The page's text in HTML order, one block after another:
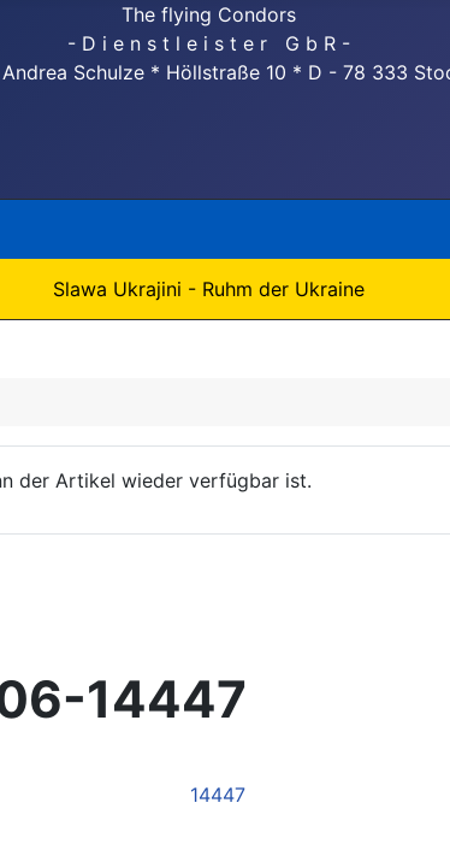
The flying Condors
- D i e n s t l e i s t e r G b R -
Schulze * Höllstraße 10 * D - 78 333
Slawa Ukrajini - Ruhm der Ukraine
der Artikel wieder verfügbar ist.
14447